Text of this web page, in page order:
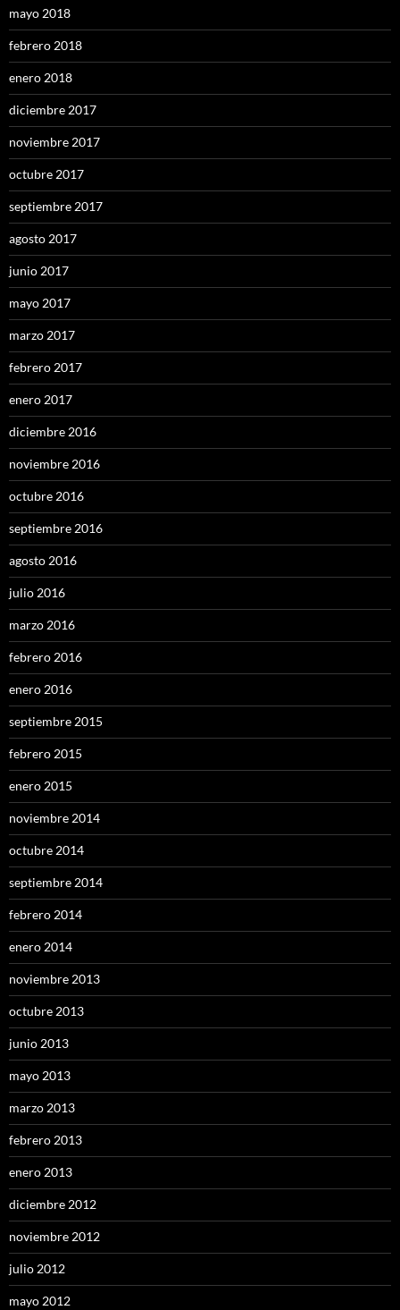
mayo 2018
febrero 2018
enero 2018
diciembre 2017
noviembre 2017
octubre 2017
septiembre 2017
agosto 2017
junio 2017
mayo 2017
marzo 2017
febrero 2017
enero 2017
diciembre 2016
noviembre 2016
octubre 2016
septiembre 2016
agosto 2016
julio 2016
marzo 2016
febrero 2016
enero 2016
septiembre 2015
febrero 2015
enero 2015
noviembre 2014
octubre 2014
septiembre 2014
febrero 2014
enero 2014
noviembre 2013
octubre 2013
junio 2013
mayo 2013
marzo 2013
febrero 2013
enero 2013
diciembre 2012
noviembre 2012
julio 2012
mayo 2012